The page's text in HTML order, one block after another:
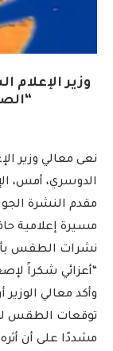
وزير الإعلام
نعى معالي وزير
الدوسري، أمس،
مقدم النشرة
مسيرة إعلامية
نشرات الطقس
“أعزائي شكراً
وأكد معالي
توقعات الطقس
مشددًا على أن